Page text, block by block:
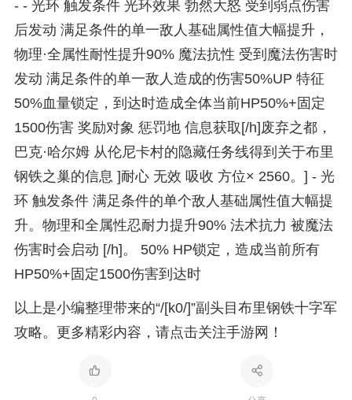
- - 光环 触发条件 光环效果 勃然大怒 受到弱点伤害
后发动 满足条件的单一敌人基础属性值大幅提升，
物理·全属性耐性提升90% 魔法抗性 受到魔法伤害时
发动 满足条件的单一敌人造成的伤害50%UP 特征
50%血量锁定，到达时造成全体当前HP50%+固定
1500伤害 奖励对象 惩罚地 信息获取[/h]废弃之都，
巴克·哈尔姆 从伦尼卡村的隐藏任务线得到关于布里
钢铁之巢的信息 ]耐心 无效 吸收 方位× 2560。] - 光
环 触发条件 满足条件的单个敌人基础属性值大幅提
升。物理和全属性忍耐力提升90% 法术抗力 被魔法
伤害时会启动 [/h]。 50% HP锁定，造成当前所有
HP50%+固定1500伤害到达时
以上是小编整理带来的“/[k0/]”副头目布里钢铁十字军
攻略。更多精彩内容，请点击关注手游网！